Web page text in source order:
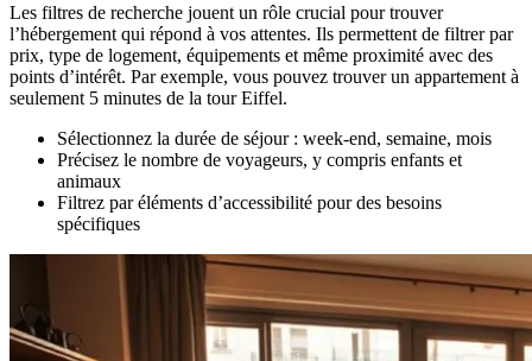
Les filtres de recherche jouent un rôle crucial pour trouver
l’hébergement qui répond à vos attentes. Ils permettent de filtrer par
prix, type de logement, équipements et même proximité avec des
points d’intérêt. Par exemple, vous pouvez trouver un appartement à
seulement 5 minutes de la tour Eiffel.
Sélectionnez la durée de séjour : week-end, semaine, mois
Précisez le nombre de voyageurs, y compris enfants et
animaux
Filtrez par éléments d’accessibilité pour des besoins
spécifiques